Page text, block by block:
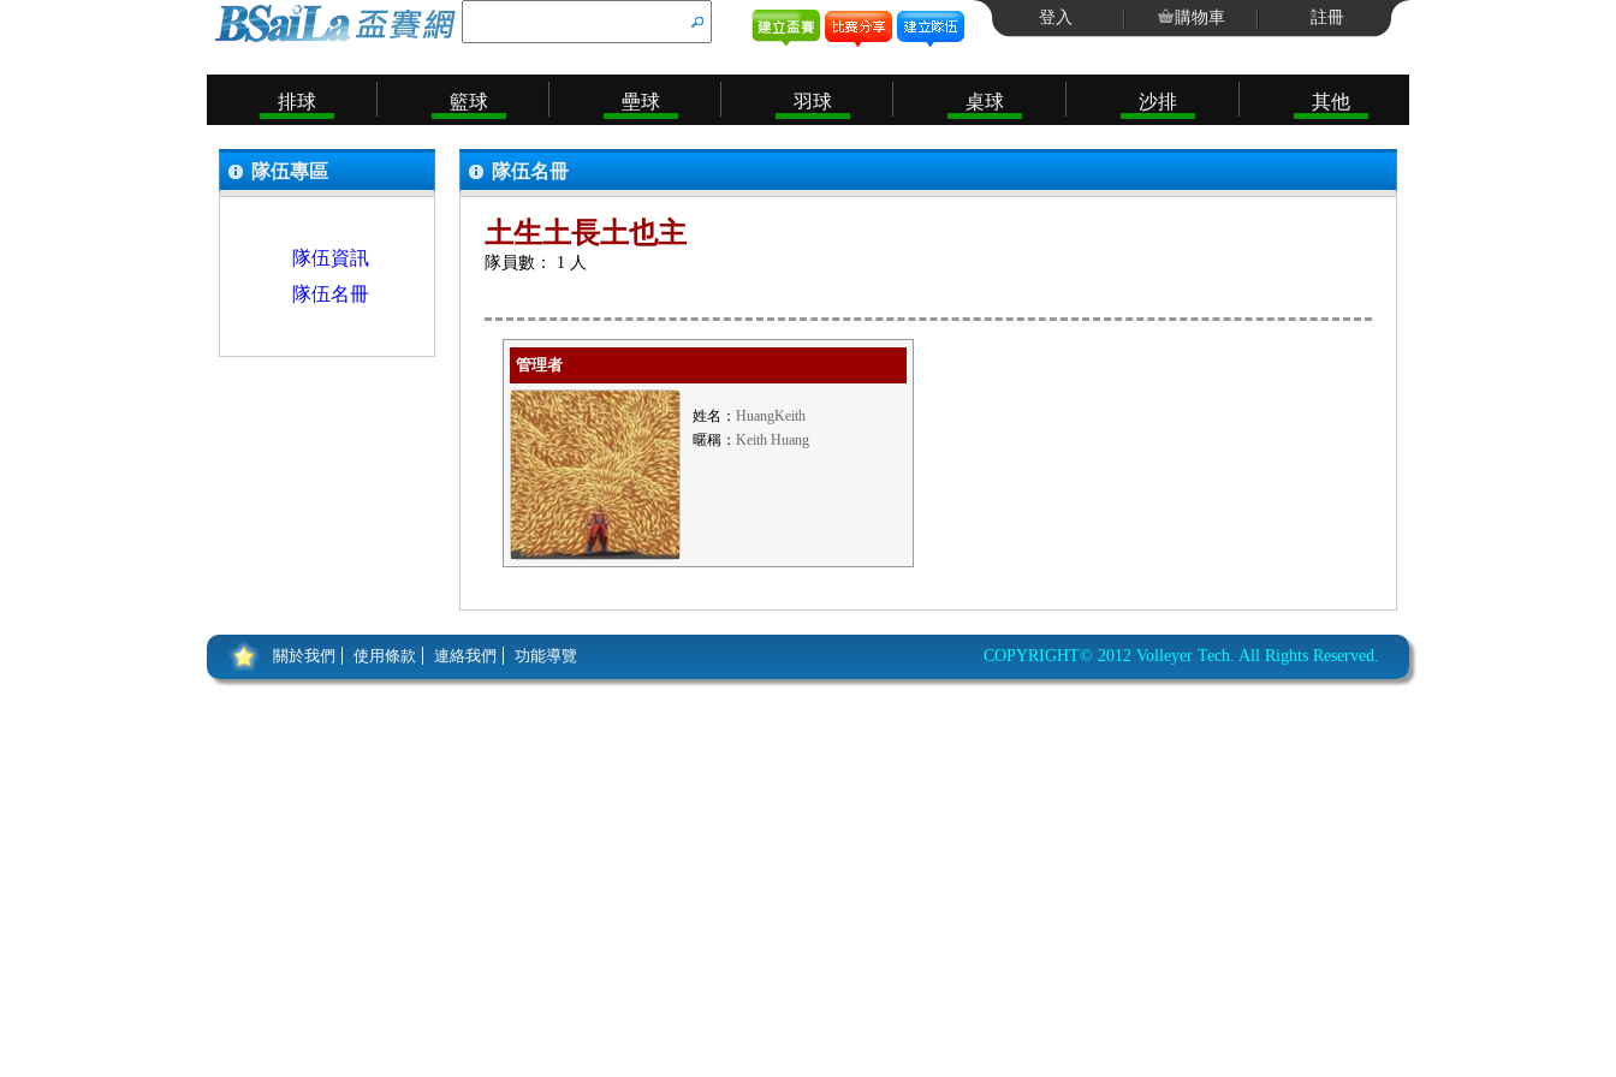
登入 購物車 註冊
排球 籃球 壘球 羽球 桌球 沙排 其他
隊伍專區
隊伍資訊
隊伍名冊
隊伍名冊
土生土長土也主
隊員數： 1 人
管理者
姓名： HuangKeith
暱稱： Keith Huang
關於我們 使用條款 連絡我們 功能導覽 COPYRIGHT© 2012 Volleyer Tech. All Rights Reserved.